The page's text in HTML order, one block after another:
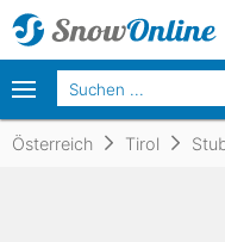
Österreich Tirol